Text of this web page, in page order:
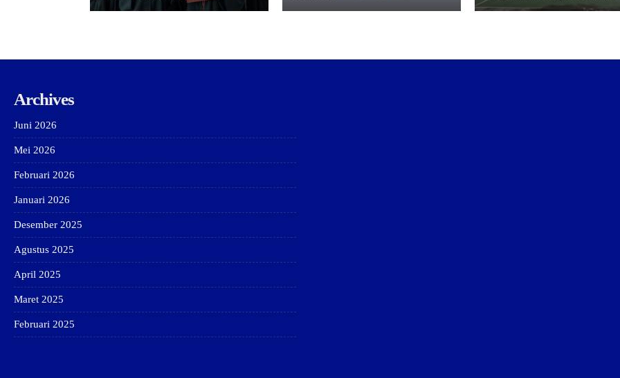
Archives
Juni 2026
Mei 2026
Februari 2026
Januari 2026
Desember 2025
Agustus 2025
April 2025
Maret 2025
Februari 2025